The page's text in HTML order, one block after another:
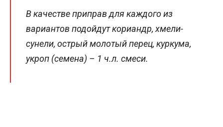
В качестве приправ для каждого из
вариантов подойдут кориандр, хмели-
сунели, острый молотый перец, куркума,
укроп (семена) – 1 ч.л. смеси.